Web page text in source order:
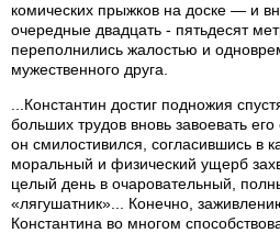
комических прыжков на доске — и
очередные двадцать - пятьдесят
переполнились жалостью и
мужественного друга.
...Константин достиг подножия
больших трудов вновь завоевать
он смилостивился, согласившись в
моральный и физический ущерб
целый день в очаровательный,
«лягушатник»... Конечно,
Константина во многом